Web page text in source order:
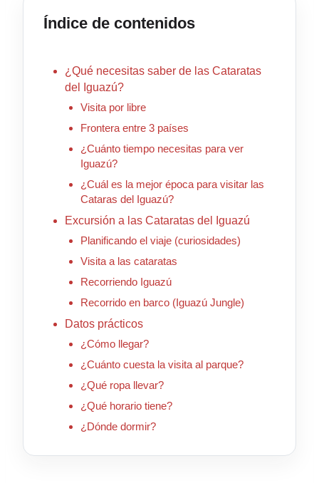
Índice de contenidos
¿Qué necesitas saber de las Cataratas
del Iguazú?
Visita por libre
Frontera entre 3 países
¿Cuánto tiempo necesitas para ver
Iguazú?
¿Cuál es la mejor época para visitar las
Cataras del Iguazú?
Excursión a las Cataratas del Iguazú
Planificando el viaje (curiosidades)
Visita a las cataratas
Recorriendo Iguazú
Recorrido en barco (Iguazú Jungle)
Datos prácticos
¿Cómo llegar?
¿Cuánto cuesta la visita al parque?
¿Qué ropa llevar?
¿Qué horario tiene?
¿Dónde dormir?